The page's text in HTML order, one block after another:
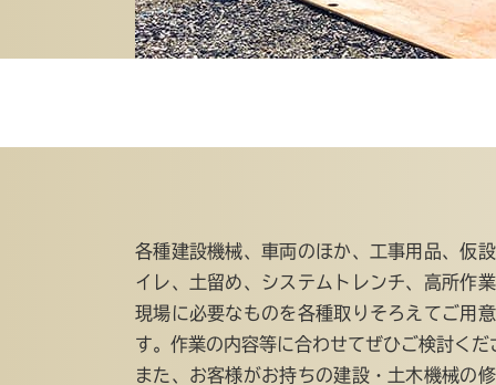
各種建設機械、車両のほか、工事用品、仮
イレ、土留め、システムトレンチ、高所作
現場に必要なものを各種取りそろえてご用
す。作業の内容等に合わせてぜひご検討くだ
また、お客様がお持ちの建設・土木機械の